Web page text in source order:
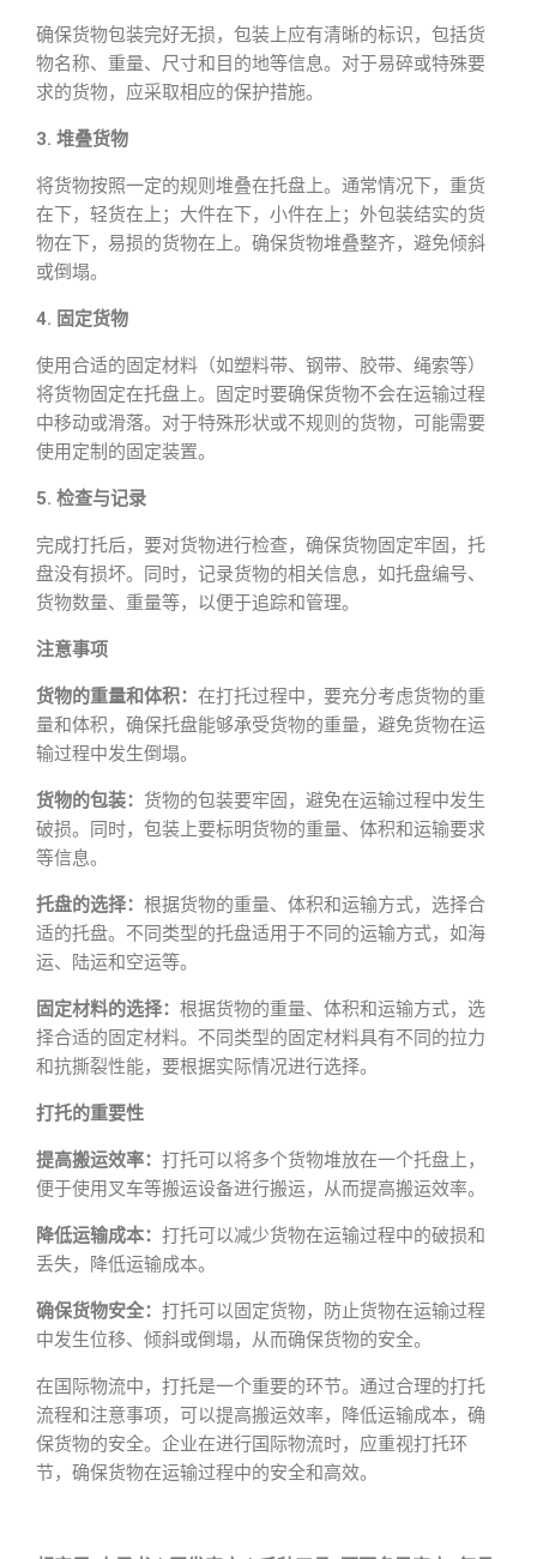
确保货物包装完好无损，包装上应有清晰的标识，包括货
物名称、重量、尺寸和目的地等信息。对于易碎或特殊要
求的货物，应采取相应的保护措施。
3. 堆叠货物
将货物按照一定的规则堆叠在托盘上。通常情况下，重货
在下，轻货在上；大件在下，小件在上；外包装结实的货
物在下，易损的货物在上。确保货物堆叠整齐，避免倾斜
或倒塌。
4. 固定货物
使用合适的固定材料（如塑料带、钢带、胶带、绳索等）
将货物固定在托盘上。固定时要确保货物不会在运输过程
中移动或滑落。对于特殊形状或不规则的货物，可能需要
使用定制的固定装置。
5. 检查与记录
完成打托后，要对货物进行检查，确保货物固定牢固，托
盘没有损坏。同时，记录货物的相关信息，如托盘编号、
货物数量、重量等，以便于追踪和管理。
注意事项
货物的重量和体积： 在打托过程中，要充分考虑货物的重
量和体积，确保托盘能够承受货物的重量，避免货物在运
输过程中发生倒塌。
货物的包装： 货物的包装要牢固，避免在运输过程中发生
破损。同时，包装上要标明货物的重量、体积和运输要求
等信息。
托盘的选择： 根据货物的重量、体积和运输方式，选择合
适的托盘。不同类型的托盘适用于不同的运输方式，如海
运、陆运和空运等。
固定材料的选择： 根据货物的重量、体积和运输方式，选
择合适的固定材料。不同类型的固定材料具有不同的拉力
和抗撕裂性能，要根据实际情况进行选择。
打托的重要性
提高搬运效率： 打托可以将多个货物堆放在一个托盘上，
便于使用叉车等搬运设备进行搬运，从而提高搬运效率。
降低运输成本： 打托可以减少货物在运输过程中的破损和
丢失，降低运输成本。
确保货物安全： 打托可以固定货物，防止货物在运输过程
中发生位移、倾斜或倒塌，从而确保货物的安全。
在国际物流中，打托是一个重要的环节。通过合理的打托
流程和注意事项，可以提高搬运效率，降低运输成本，确
保货物的安全。企业在进行国际物流时，应重视打托环
节，确保货物在运输过程中的安全和高效。